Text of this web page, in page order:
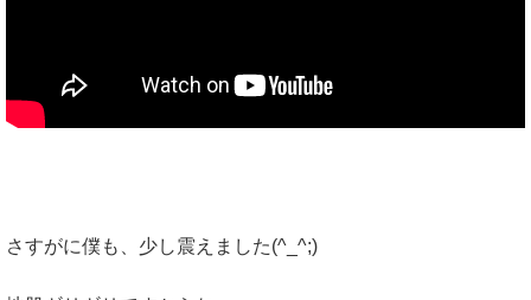
さすがに僕も、少し震えました(^_^;)